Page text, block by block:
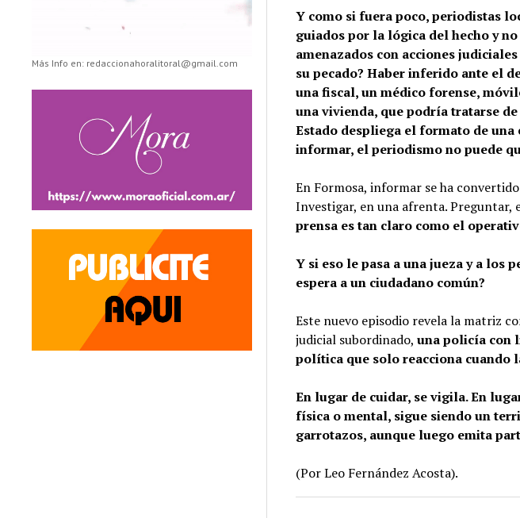
Más Info en: redaccionahoralitoral@gmail.com
Y como si fuera poco, periodistas
guiados por la lógica del hecho y
amenazados con acciones
su pecado? Haber inferido ante el
una fiscal, un médico forense,
una vivienda, que podría tratarse
Estado despliega el formato de una
informar, el periodismo no puede
En Formosa, informar se ha
Investigar, en una afrenta. Preguntar,
prensa es tan claro como el
Y si eso le pasa a una jueza y a los
espera a un ciudadano común?
Este nuevo episodio revela la matriz
judicial subordinado,una policía con
política que solo reacciona cuando
En lugar de cuidar, se vigila. En
física o mental, sigue siendo un
garrotazos, aunque luego emita
(Por Leo Fernández Acosta).